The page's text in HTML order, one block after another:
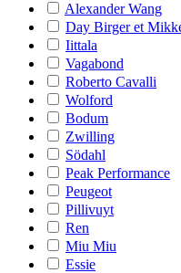
Alexander Wang
Day Birger et
Iittala
Vagabond
Roberto Cavalli
Wolford
Bodum
Zwilling
Södahl
Peak Performance
Peugeot
Pillivuyt
Ren
Miu Miu
Essie